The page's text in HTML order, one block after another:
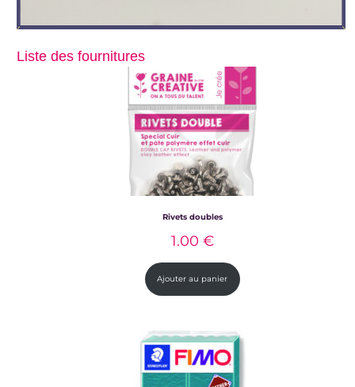
Liste des fournitures
Rivets doubles
1.00 €
Ajouter au panier